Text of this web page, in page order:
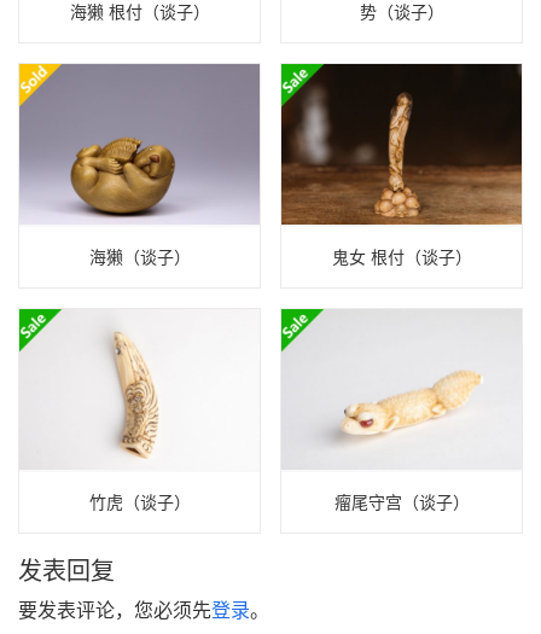
海獭 根付（谈子） 势（谈子）
海獭（谈子） 鬼女 根付（谈子）
竹虎（谈子） 瘤尾守宫（谈子）
发表回复
要发表评论，您必须先登录。